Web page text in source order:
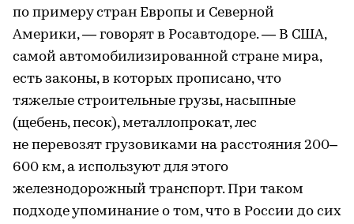
по примеру стран Европы и Северной
Америки, — говорят в Росавтодоре. — В США,
самой автомобилизированной стране мира,
есть законы, в которых прописано, что
тяжелые строительные грузы, насыпные
(щебень, песок), металлопрокат, лес
не перевозят грузовиками на расстояния 200–
600 км, а используют для этого
железнодорожный транспорт. При таком
подходе упоминание о том, что в России до сих